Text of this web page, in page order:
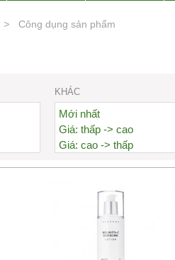
Công dụng sản phẩm
KHÁC
Mới nhất
Giá: thấp -> cao
Giá: cao -> thấp
Đánh giá cao nhất